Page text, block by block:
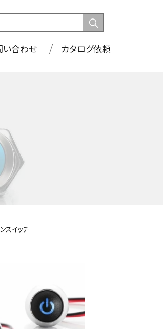
い合わせ カタログ依頼
スイッチ